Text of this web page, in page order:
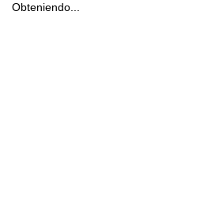
Obteniendo...